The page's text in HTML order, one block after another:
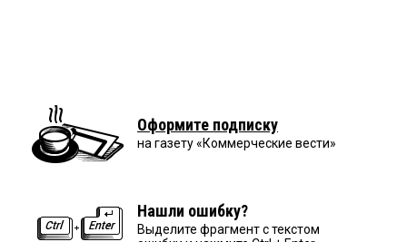
Оформите подписку
на газету «Коммерческие вести»
Нашли ошибку?
Выделите фрагмент с текстом